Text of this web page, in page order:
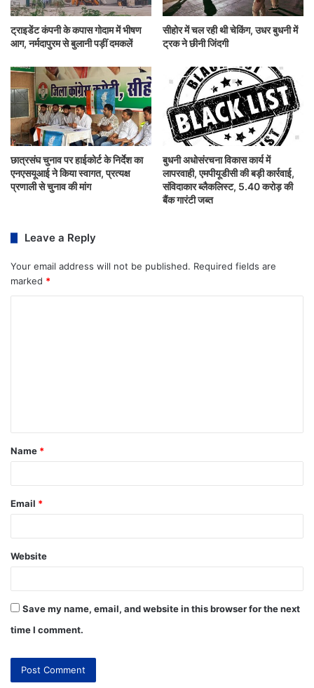
ट्राइडेंट कंपनी के कपास गोदाम में भीषण
आग, नर्मदापुरम से बुलानी पड़ीं दमकलें
सीहोर में चल रही थी चेकिंग, उधर बुधनी में
ट्रक ने छीनी जिंदगी
छात्रसंघ चुनाव पर हाईकोर्ट के निर्देश का
एनएसयूआई ने किया स्वागत, प्रत्यक्ष
प्रणाली से चुनाव की मांग
बुधनी अधोसंरचना विकास कार्य में
लापरवाही, एमपीयूडीसी की बड़ी कार्रवाई,
संविदाकार ब्लैकलिस्ट, 5.40 करोड़ की
बैंक गारंटी जब्त
Leave a Reply
Your email address will not be published. Required fields are
marked *
Name *
Email *
Website
Save my name, email, and website in this browser for the next
time I comment.